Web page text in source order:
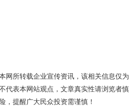
网所转载企业宣传资讯，该相关信息仅为
代表本网站观点，文章真实性请浏览者慎
，提醒广大民众投资需谨慎！